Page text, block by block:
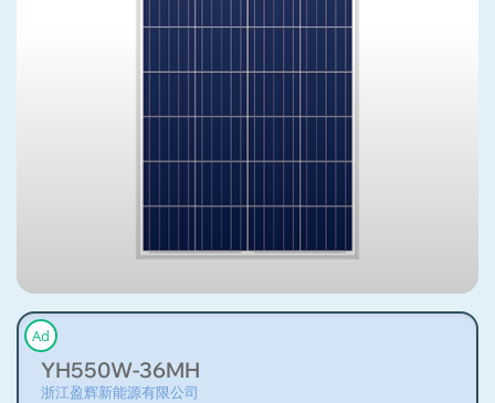
Ad
YH550W-36MH
浙江盈辉新能源有限公司